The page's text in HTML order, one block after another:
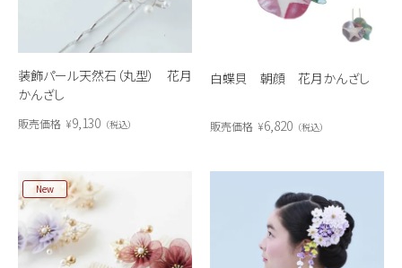
装飾パール天然石（丸型） 花月
かんざし
販売価格 ¥9,130 税込
白蝶貝 朝顔 花月かんざし
販売価格 ¥6,820 税込
New